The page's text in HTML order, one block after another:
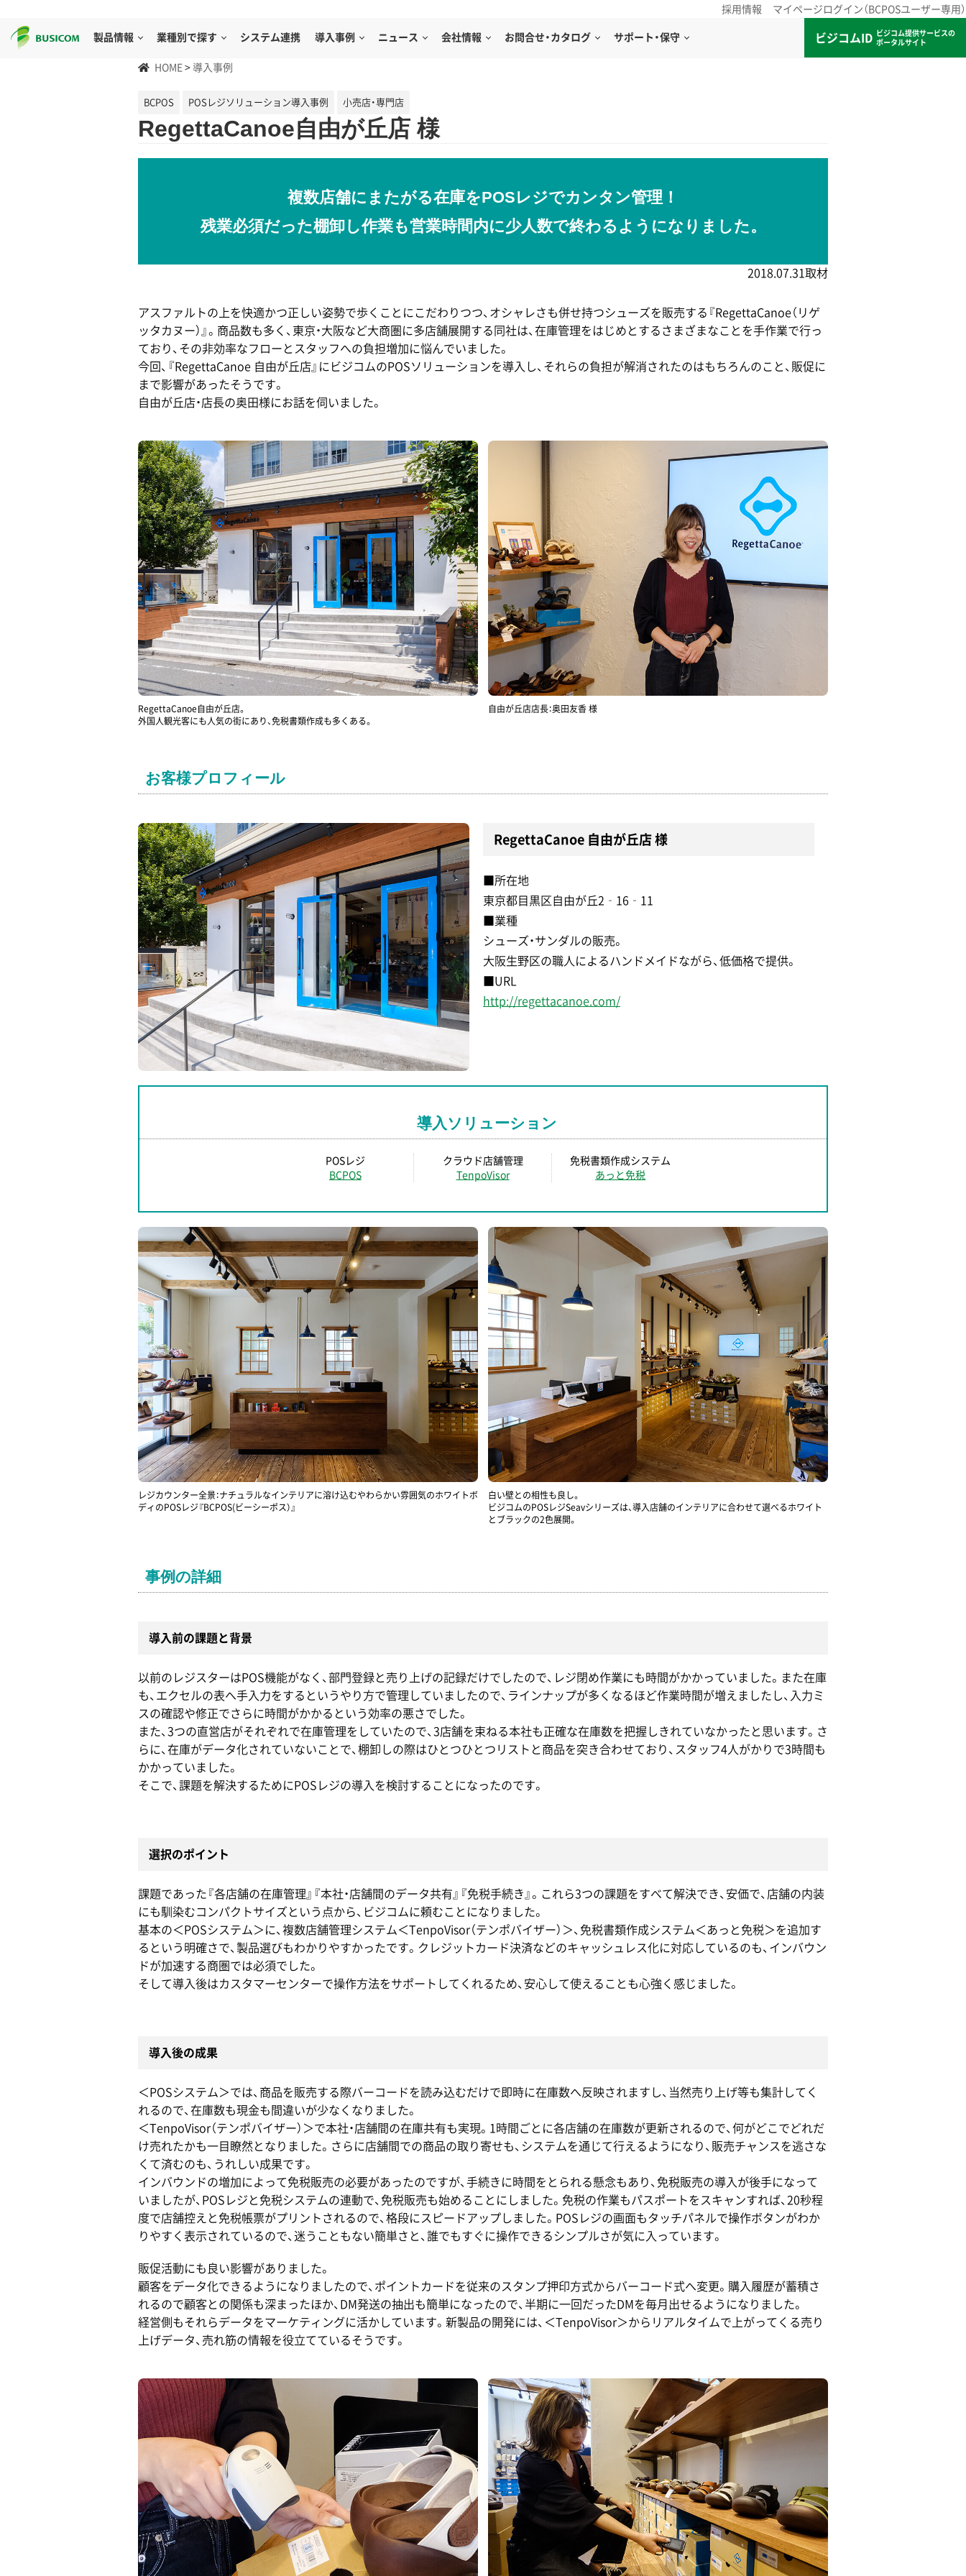
採用情報 マイページログイン（BCPOSユーザー専用）
製品情報 業種別で探す システム連携 導入事例 ニュース 会社情報 お問合せ・カタログ サポート・保守 ビジコムID
ビジコム提供サービスの
ポータルサイト
HOME > 導入事例
BCPOS POSレジソリューション導入事例 小売店・専門店
RegettaCanoe自由が丘店 様
複数店舗にまたがる在庫をPOSレジでカンタン管理！
残業必須だった棚卸し作業も営業時間内に少人数で終わるようになりました。
2018.07.31取材
アスファルトの上を快適かつ正しい姿勢で歩くことにこだわりつつ、オシャレさも併せ持つシューズを販売する『RegettaCanoe（リゲ
ッタカヌー）』。商品数も多く、東京・大阪など大商圏に多店舗展開する同社は、在庫管理をはじめとするさまざまなことを手作業で行っ
ており、その非効率なフローとスタッフへの負担増加に悩んでいました。
今回、『RegettaCanoe 自由が丘店』にビジコムのPOSソリューションを導入し、それらの負担が解消されたのはもちろんのこと、販促に
まで影響があったそうです。
自由が丘店・店長の奥田様にお話を伺いました。
RegettaCanoe自由が丘店。
外国人観光客にも人気の街にあり、免税書類作成も多くある。
自由が丘店店長：奥田友香 様
お客様プロフィール
RegettaCanoe 自由が丘店 様
■所在地
東京都目黒区自由が丘2‐16‐11
■業種
シューズ・サンダルの販売。
大阪生野区の職人によるハンドメイドながら、低価格で提供。
■URL
http://regettacanoe.com/
導入ソリューション
POSレジ
BCPOS
クラウド店舗管理
TenpoVisor
免税書類作成システム
あっと免税
レジカウンター全景：ナチュラルなインテリアに溶け込むやわらかい雰囲気のホワイトボ
ディのPOSレジ『BCPOS(ビーシーポス）』
白い壁との相性も良し。
ビジコムのPOSレジSeavシリーズは、導入店舗のインテリアに合わせて選べるホワイト
とブラックの2色展開。
事例の詳細
導入前の課題と背景
以前のレジスターはPOS機能がなく、部門登録と売り上げの記録だけでしたので、レジ閉め作業にも時間がかかっていました。また在庫
も、エクセルの表へ手入力をするというやり方で管理していましたので、ラインナップが多くなるほど作業時間が増えましたし、入力ミ
スの確認や修正でさらに時間がかかるという効率の悪さでした。
また、3つの直営店がそれぞれで在庫管理をしていたので、3店舗を束ねる本社も正確な在庫数を把握しきれていなかったと思います。さ
らに、在庫がデータ化されていないことで、棚卸しの際はひとつひとつリストと商品を突き合わせており、スタッフ4人がかりで3時間も
かかっていました。
そこで、課題を解決するためにPOSレジの導入を検討することになったのです。
選択のポイント
課題であった『各店舗の在庫管理』『本社・店舗間のデータ共有』『免税手続き』。これら3つの課題をすべて解決でき、安価で、店舗の内装
にも馴染むコンパクトサイズという点から、ビジコムに頼むことになりました。
基本の＜POSシステム＞に、複数店舗管理システム＜TenpoVisor（テンポバイザー）＞、免税書類作成システム＜あっと免税＞を追加す
るという明確さで、製品選びもわかりやすかったです。クレジットカード決済などのキャッシュレス化に対応しているのも、インバウン
ドが加速する商圏では必須でした。
そして導入後はカスタマーセンターで操作方法をサポートしてくれるため、安心して使えることも心強く感じました。
導入後の成果
＜POSシステム＞では、商品を販売する際バーコードを読み込むだけで即時に在庫数へ反映されますし、当然売り上げ等も集計してく
れるので、在庫数も現金も間違いが少なくなりました。
＜TenpoVisor（テンポバイザー）＞で本社・店舗間の在庫共有も実現。1時間ごとに各店舗の在庫数が更新されるので、何がどこでどれだ
け売れたかも一目瞭然となりました。さらに店舗間での商品の取り寄せも、システムを通じて行えるようになり、販売チャンスを逃さな
くて済むのも、うれしい成果です。
インバウンドの増加によって免税販売の必要があったのですが、手続きに時間をとられる懸念もあり、免税販売の導入が後手になって
いましたが、POSレジと免税システムの連動で、免税販売も始めることにしました。免税の作業もパスポートをスキャンすれば、20秒程
度で店舗控えと免税帳票がプリントされるので、格段にスピードアップしました。POSレジの画面もタッチパネルで操作ボタンがわか
りやすく表示されているので、迷うこともない簡単さと、誰でもすぐに操作できるシンプルさが気に入っています。
販促活動にも良い影響がありました。
顧客をデータ化できるようになりましたので、ポイントカードを従来のスタンプ押印方式からバーコード式へ変更。購入履歴が蓄積さ
れるので顧客との関係も深まったほか、DM発送の抽出も簡単になったので、半期に一回だったDMを毎月出せるようになりました。
経営側もそれらデータをマーケティングに活かしています。新製品の開発には、＜TenpoVisor＞からリアルタイムで上がってくる売り
上げデータ、売れ筋の情報を役立てているそうです。